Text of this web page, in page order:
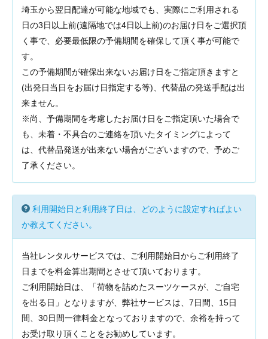
埼玉から翌日配達が可能な地域でも、実際にご利用される
日の3日以上前(遠隔地では4日以上前)のお届け日をご選択頂
く事で、必要最低限の予備期間を確保して頂く事が可能で
す。
この予備期間が確保出来ないお届け日をご指定頂きますと
(出発日当日をお届け日指定する等)、代替品の発送手配は出
来ません。
※尚、予備期間を考慮したお届け日をご指定頂いた場合で
も、未着・不具合のご連絡を頂いたタイミングによって
は、代替品発送が出来ない場合がございますので、予めご
了承ください。
利用開始日と利用終了日は、どのように設定すればよい
か教えてください。
当社レンタルサービスでは、ご利用開始日からご利用終了
日までを料金算出期間とさせて頂いております。
ご利用開始日は、「荷物を詰めたスーツケースが、ご自宅
を出る日」となりますが、弊社サービスは、7日間、15日
間、30日間一律料金となっておりますので、余裕を持って
お受け取り頂くことをお勧めしています。